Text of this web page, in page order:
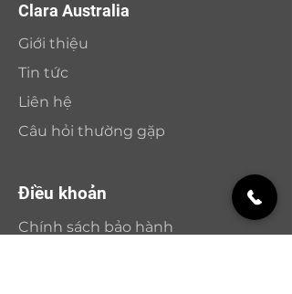
Clara Australia
Giới thiệu
Tin tức
Liên hệ
Câu hỏi thường gặp
Điều khoản
Chính sách bảo hành